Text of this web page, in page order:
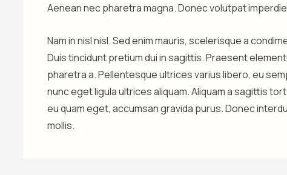
Aenean nec pharetra magna. Donec volutpat
Nam in nisl nisl. Sed enim mauris, scelerisque a
Duis tincidunt pretium dui in sagittis. Praesent
pharetra a. Pellentesque ultrices varius libero, eu
nunc eget ligula ultrices aliquam. Aliquam a sagittis
eu quam eget, accumsan gravida purus. Donec
mollis.